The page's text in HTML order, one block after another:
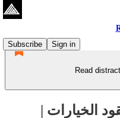
Subscribe
Sign in
Read
الخيارات |